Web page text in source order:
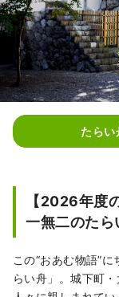
たらい
【2026年度
一無二のたら
この“おあむ物語”
らい舟」。城下町